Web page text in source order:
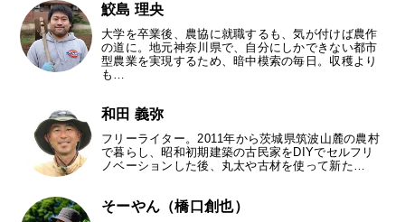
鮫島 理央
大学を卒業後、農協に就職するも、気が付けば農作
の道に。地元神奈川県で、自分にしかできない都市
型農業を実現するため、暗中模索の毎日。収穫より
も…
和田 義弥
フリーライター。2011年から茨城県筑波山麓の農村
で暮らし、昭和初期建築の古民家をDIYでセルフリ
ノベーションした後、丸太や古材を使って新た…
そーやん（橋口創也）